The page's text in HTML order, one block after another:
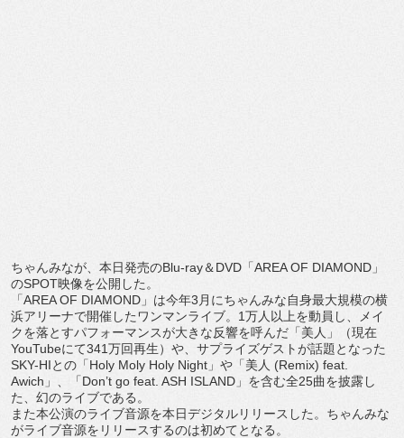
ちゃんみなが、本日発売のBlu-ray＆ DVD 「AREA OF DIAMOND 」
のSPOT映像を公開した。
「AREA OF DIAMOND 」は今年3 月にちゃんみな自身最大規模の横
浜アリ ーナで開催したワンマンライブ。 1万人以上を動員し、
メイ
クを落とすパフォーマンスが大きな反響を呼んだ「美人」（現在
YouTubeにて341万回再生）や、 サプライズゲストが話題となった
SKY-HIとの「Holy Moly Holy Night 」や「美人 (Remix) feat.
Awich 」、「Don’t go feat. ASH ISLAND 」を含む全25曲を披露し
た、幻のライブである。
また本公演のライブ音源を本日デジタルリリースした。 ちゃんみな
がライブ音源をリリースするのは初めてとなる。